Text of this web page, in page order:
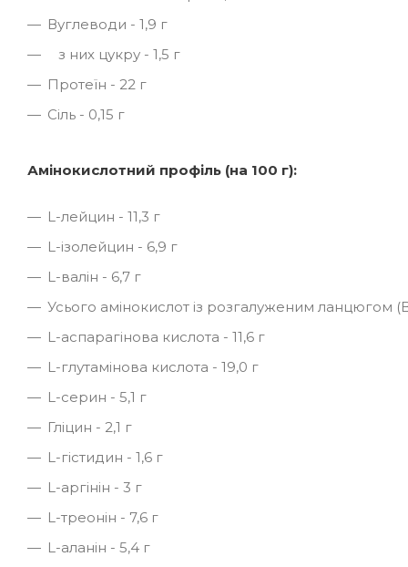
Вуглеводи - 1,9 г
з них цукру - 1,5 г
Протеїн - 22 г
Сіль - 0,15 г
Амінокислотний профіль (на 100 г):
L-лейцин - 11,3 г
L-ізолейцин - 6,9 г
L-валін - 6,7 г
Усього амінокислот із розгалуженим ланцюгом
L-аспарагінова кислота - 11,6 г
L-глутамінова кислота - 19,0 г
L-серин - 5,1 г
Гліцин - 2,1 г
L-гістидин - 1,6 г
L-аргінін - 3 г
L-треонін - 7,6 г
L-аланін - 5,4 г